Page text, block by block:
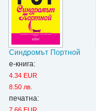
Синдромът Портной
е-книга:
4.34 EUR
8.50 лв.
печатна: